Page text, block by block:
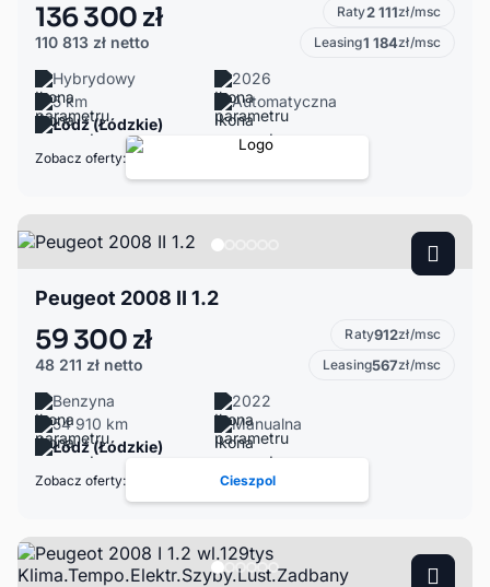
136 300 zł
110 813 zł netto
Raty2 111zł/msc
Leasing1 184zł/msc
Hybrydowy
2026
5 km
Automatyczna
Łódź (Łódzkie)
Zobacz oferty:
Peugeot 2008 II 1.2
59 300 zł
48 211 zł netto
Raty912zł/msc
Leasing567zł/msc
Benzyna
2022
54 910 km
Manualna
Łódź (Łódzkie)
Zobacz oferty: Cieszpol